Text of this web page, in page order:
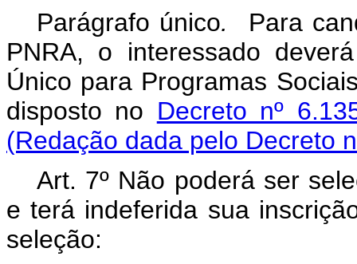
Parágrafo único.
Para
PNRA, o interessado
Único para Programas
disposto no Decreto nº
(Redação dada pelo Decreto
Art. 7º Não poderá ser
e terá indeferida sua
seleção: